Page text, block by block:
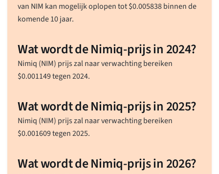
van NIM kan mogelijk oplopen tot$0.005838binnen de
komende 10 jaar.
Wat wordt de Nimiq-prijs in 2024?
Nimiq (NIM) prijs zal naar verwachting bereiken
$0.001149tegen 2024.
Wat wordt de Nimiq-prijs in 2025?
Nimiq (NIM) prijs zal naar verwachting bereiken
$0.001609tegen 2025.
Wat wordt de Nimiq-prijs in 2026?